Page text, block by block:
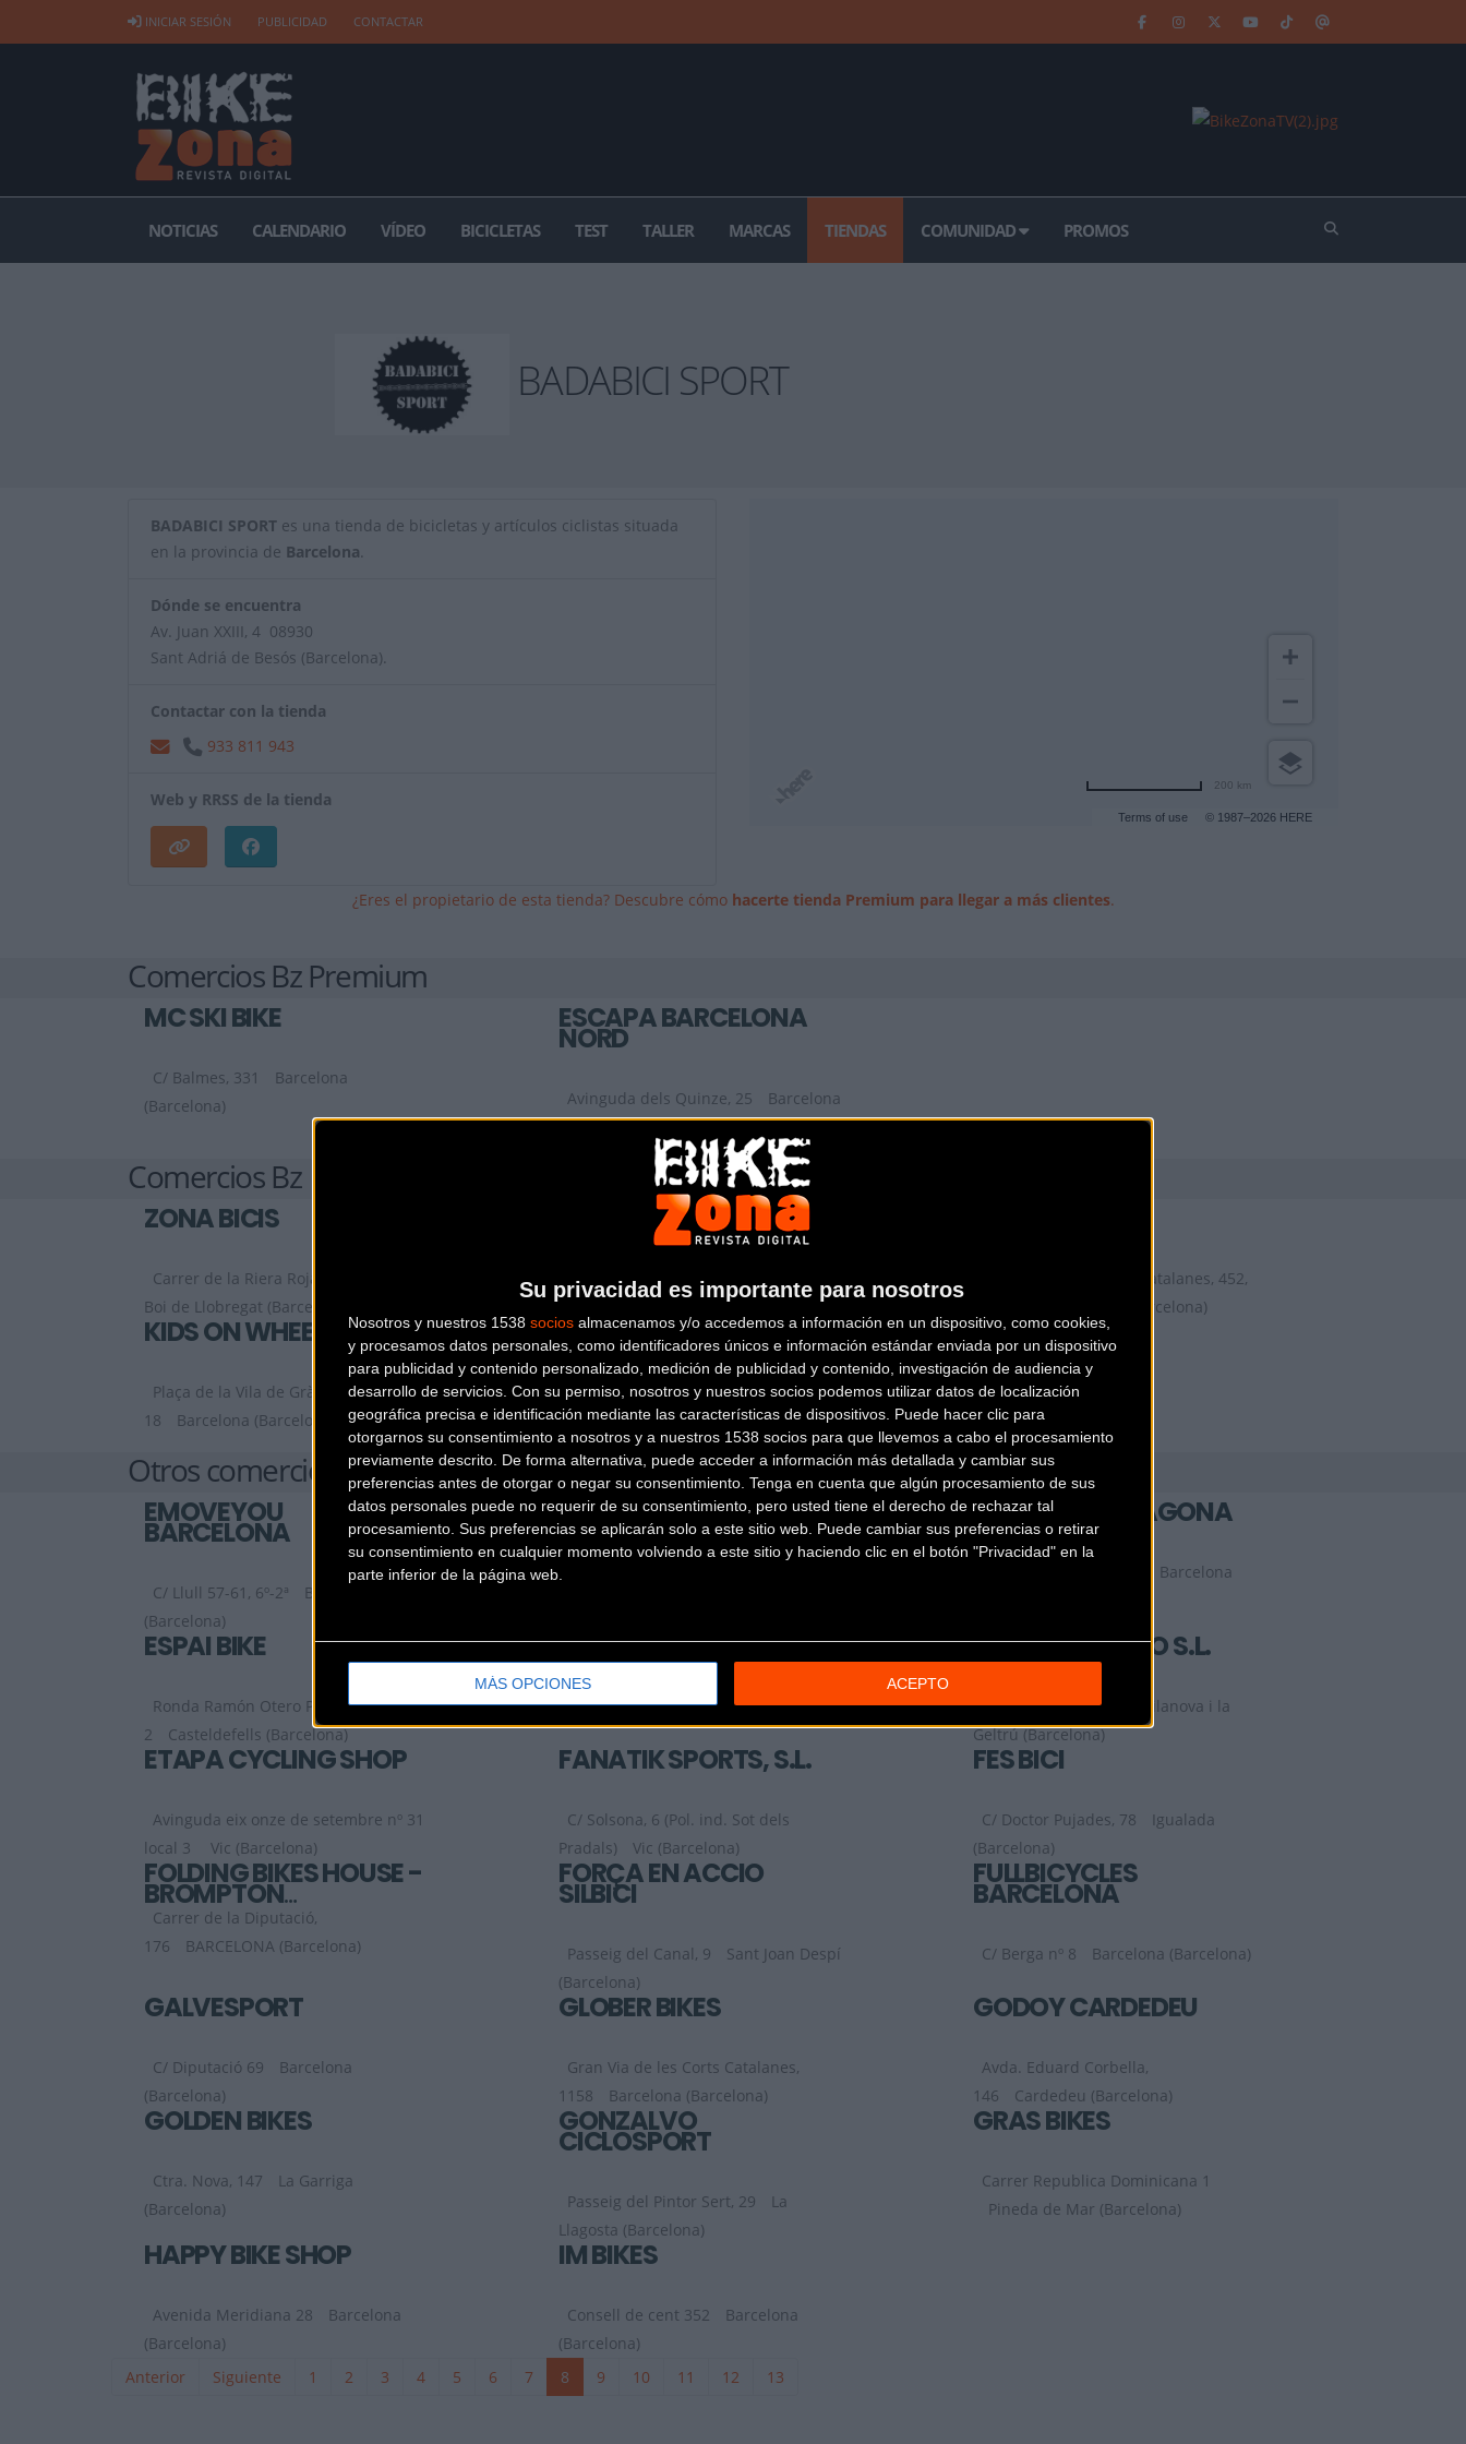
Su privacidad es importante para nosotros
Nosotros y nuestros 1538 socios almacenamos y/o accedemos a información en un dispositivo, como cookies,
y procesamos datos personales, como identificadores únicos e información estándar enviada por un dispositivo
para publicidad y contenido personalizado, medición de publicidad y contenido, investigación de audiencia y
desarrollo de servicios. Con su permiso, nosotros y nuestros socios podemos utilizar datos de localización
geográfica precisa e identificación mediante las características de dispositivos. Puede hacer clic para
otorgarnos su consentimiento a nosotros y a nuestros 1538 socios para que llevemos a cabo el procesamiento
previamente descrito. De forma alternativa, puede acceder a información más detallada y cambiar sus
preferencias antes de otorgar o negar su consentimiento. Tenga en cuenta que algún procesamiento de sus
datos personales puede no requerir de su consentimiento, pero usted tiene el derecho de rechazar tal
procesamiento. Sus preferencias se aplicarán solo a este sitio web. Puede cambiar sus preferencias o retirar
su consentimiento en cualquier momento volviendo a este sitio y haciendo clic en el botón "Privacidad" en la
parte inferior de la página web.
MÁS OPCIONES ACEPTO
INICIAR SESIÓN PUBLICIDAD CONTACTAR
NOTICIAS CALENDARIO VÍDEO BICICLETAS TEST TALLER MARCAS TIENDAS COMUNIDAD PROMOS
BADABICI SPORT
BADABICI SPORT es una tienda de bicicletas y artículos ciclistas situada
en la provincia de Barcelona.
Dónde se encuentra
Av. Juan XXIII, 4 08930
Sant Adriá de Besós (Barcelona).
Contactar con la tienda
933 811 943
Web y RRSS de la tienda
Terms of use © 1987–2026 HERE
200 km
¿Eres el propietario de esta tienda? Descubre cómo hacerte tienda Premium para llegar a más clientes.
Comercios Bz Premium
MC SKI BIKE
C/ Balmes, 331
Barcelona
(Barcelona)
ESCAPA BARCELONA
NORD
Avinguda dels Quinze, 25
Barcelona
(Barcelona)
Comercios Bz
ZONA BICIS
Carrer de la Riera Roja, 29 C
Boi de Llobregat (Barcelona)
BIKESPORTS
CARRETERA DE SANT BOI 90
SANT
VICENS DELS HORTS (Barcelona)
Gran Via de les Corts Catalanes, 452,
Barcelona (Barcelona)
KIDS ON WHEELS
Plaça de la Vila de Gràcia,
18
Barcelona (Barcelona)
Otros comercios
EMOVEYOU
BARCELONA
C/ Llull 57-61, 6º-2ª
Barcelona
(Barcelona)
EQUIP RAIDERS ESCAPA TARRAGONA
Barcelona
ESPAI BIKE
Ronda Ramón Otero Pedrayo
2
Casteldefells (Barcelona)
ESPAIBICI
Calle Bruc 63 Barcelona (Barcelona)
ESPORTS PRIETO S.L.
Rambla Castells, 86
Vilanova i la
Geltrú (Barcelona)
ETAPA CYCLING SHOP
Avinguda eix onze de setembre nº 31
local 3
Vic (Barcelona)
FANATIK SPORTS, S.L.
C/ Solsona, 6 (Pol. ind. Sot dels
Pradals)
Vic (Barcelona)
FES BICI
C/ Doctor Pujades, 78
Igualada
(Barcelona)
FOLDING BIKES HOUSE -
BROMPTON
BARCELONA
Carrer de la Diputació,
176
BARCELONA (Barcelona)
FORÇA EN ACCIÓ
SILBICI
Passeig del Canal, 9
Sant Joan Despí
(Barcelona)
FULLBICYCLES
BARCELONA
C/ Berga nº 8 Barcelona (Barcelona)
GALVESPORT
C/ Diputació 69
Barcelona
(Barcelona)
GLOBER BIKES
Gran Via de les Corts Catalanes,
1158
Barcelona (Barcelona)
GODOY CARDEDEU
Avda. Eduard Corbella,
146
Cardedeu (Barcelona)
GOLDEN BIKES
Ctra. Nova, 147
La Garriga
(Barcelona)
GONZALVO
CICLOSPORT
Passeig del Pintor Sert, 29
La
Llagosta (Barcelona)
GRAS BIKES
Carrer Republica Dominicana 1
Pineda de Mar (Barcelona)
HAPPY BIKE SHOP
Avenida Meridiana 28
Barcelona
(Barcelona)
IM BIKES
Consell de cent 352
Barcelona
(Barcelona)
Anterior
Siguiente 1 2 3 4 5 6 7 8 9 10 11 12 13